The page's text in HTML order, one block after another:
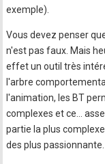
exemple).
Vous devez penser
n'est pas faux. Mais
effet un outil très
l'arbre
l'animation, les BT
complexes et ce…
partie la plus
des plus passionnante.